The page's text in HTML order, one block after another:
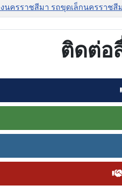
ครราชสีมา รถขุดเล็กนครราช
ติดต่อ